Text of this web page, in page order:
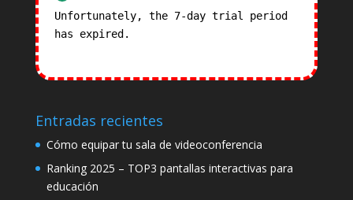
Unfortunately, the 7-day trial period
has expired.
Entradas recientes
Cómo equipar tu sala de videoconferencia
Ranking 2025 – TOP3 pantallas interactivas para
educación